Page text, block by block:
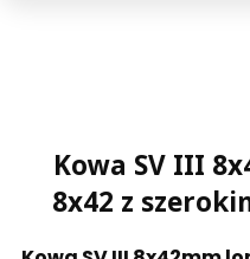
Kowa SV III
8x42 z